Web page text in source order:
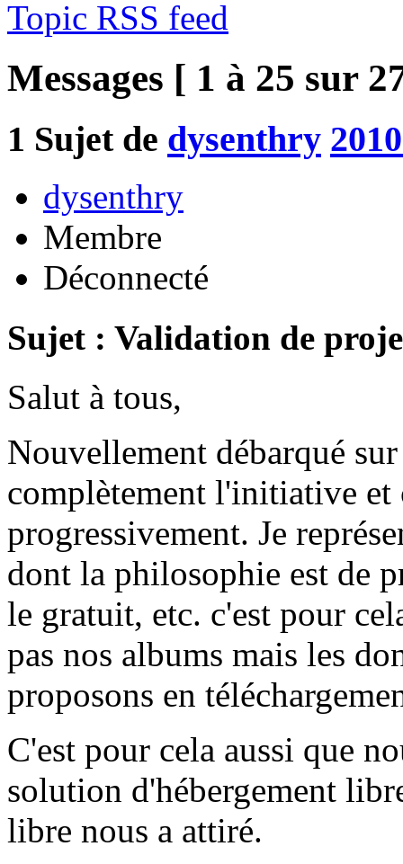
Topic RSS feed
Messages [ 1 à 25 sur
1 Sujet de dysenthry
dysenthry
Membre
Déconnecté
Sujet : Validation de
Salut à tous,
Nouvellement débarqué
complètement l'initiative
progressivement. Je
dont la philosophie est de
le gratuit, etc. c'est pour
pas nos albums mais les
proposons en
C'est pour cela aussi que
solution d'hébergement
libre nous a attiré.